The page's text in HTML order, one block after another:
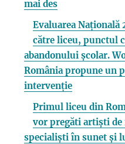
mai des
Evaluarea Națională
către liceu, punctul
abandonului școlar.
România propune un
intervenție
Primul liceu din
vor pregăti artiști de
specialiști în sunet și